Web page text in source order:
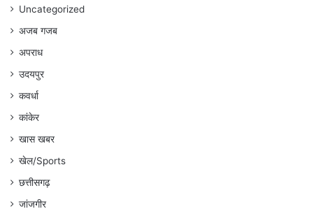
Uncategorized
अजब गजब
अपराध
उदयपुर
कवर्धा
कांकेर
खास खबर
खेल/Sports
छत्तीसगढ़
जांजगीर